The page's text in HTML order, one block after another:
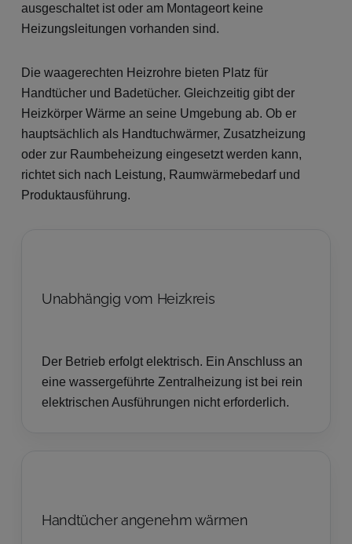
ausgeschaltet ist oder am Montageort keine
Heizungsleitungen vorhanden sind.
Die waagerechten Heizrohre bieten Platz für
Handtücher und Badetücher. Gleichzeitig gibt der
Heizkörper Wärme an seine Umgebung ab. Ob er
hauptsächlich als Handtuchwärmer, Zusatzheizung
oder zur Raumbeheizung eingesetzt werden kann,
richtet sich nach Leistung, Raumwärmebedarf und
Produktausführung.
Unabhängig vom Heizkreis
Der Betrieb erfolgt elektrisch. Ein Anschluss an
eine wassergeführte Zentralheizung ist bei rein
elektrischen Ausführungen nicht erforderlich.
Handtücher angenehm wärmen